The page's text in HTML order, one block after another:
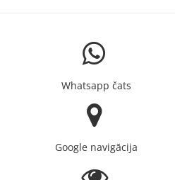
Whatsapp čats
Google navigācija